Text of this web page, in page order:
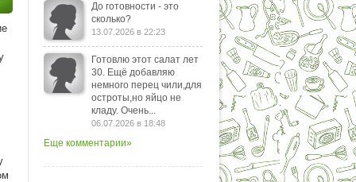
До готовности - это
сколько?
13.07.2026 в 22:23
Готовлю этот салат лет
30. Ещё добавляю
немного перец чили,для
остроты,но яйцо не
кладу. Очень...
06.07.2026 в 18:48
Еще комментарии»